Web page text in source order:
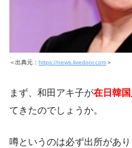
＜出典元： https://news.livedoor.com＞
まず、和田アキ子が在日韓
てきたのでしょうか。
噂というのは必ず出所があ